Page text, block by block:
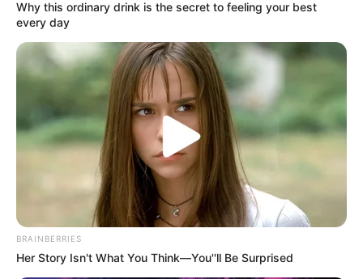
ígéretét:
„Megígérem azt, hogy minden rossztól megóvlak,
és biztonságot teremtek. És megígérem azt,
hogyha egyszer apuka leszek, én leszek a legjobb,
és mindent megadok a gyermekünknek, amit én
nem kaphattam meg” – mondta Bende, majd
később a villában párjának, Zsigmond Anginak is
Why this ordinary drink is the secret to feeling your best
every day
BRAINBERRIES
Her Story Isn't What You Think—You''ll Be Surprised